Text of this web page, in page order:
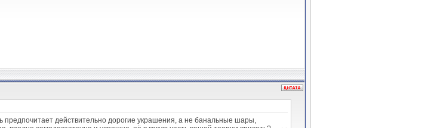
действительно дорогие украшения, а не банальные шары,